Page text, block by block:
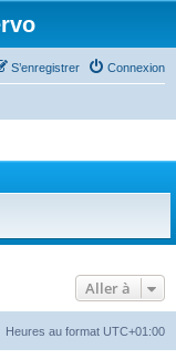
Connexion
S’enregistrer
Aller à
Heures au format UTC+01:00